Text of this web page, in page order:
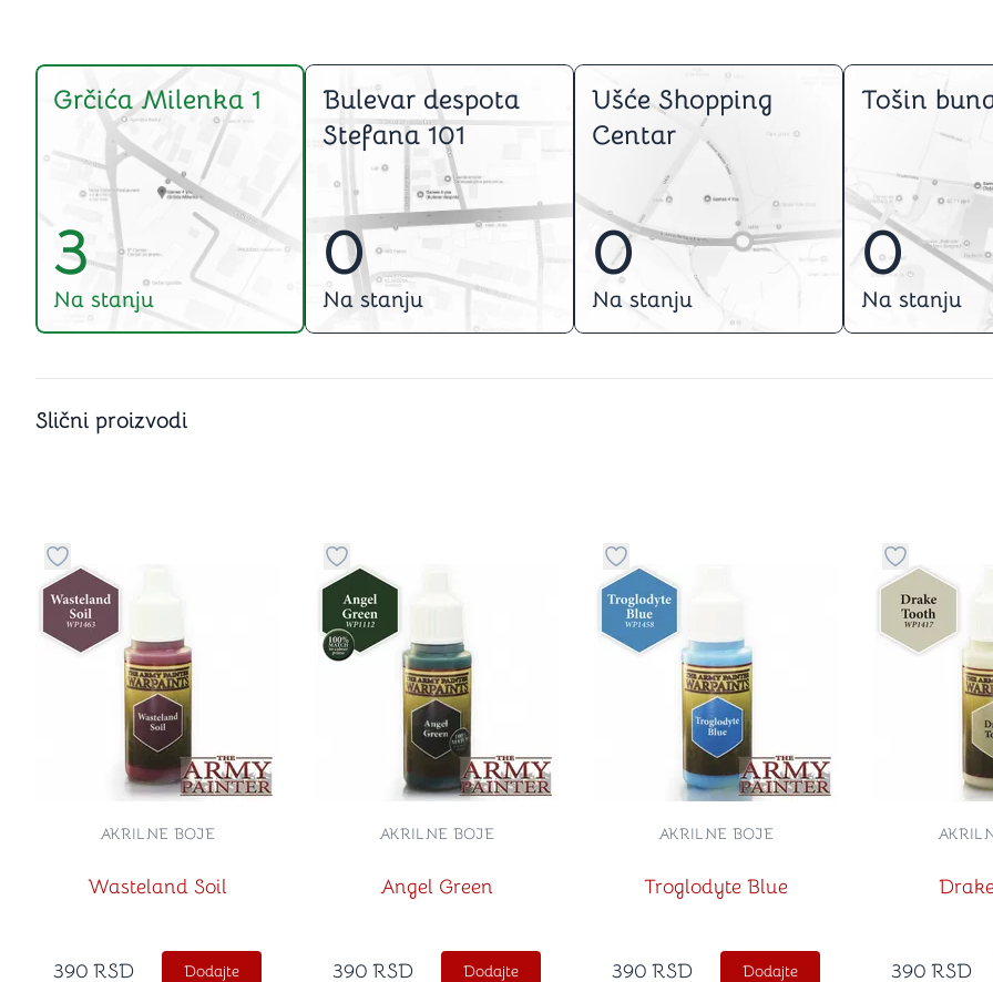
Grčića Milenka 1
3
Na stanju
Bulevar despota
Stefana 101
0
Na stanju
Ušće Shopping
Centar
0
Na stanju
Tošin
0
Na stanju
Slični proizvodi
Dugme za dodavanje stvari u kategoriju omiljeno
Wasteland Soil
AKRILNE BOJE
390 RSD Dodajte
Dugme za dodavanje stvari u kategoriju omiljeno
Angel Green
AKRILNE BOJE
390 RSD Dodajte
Dugme za dodavanje stvari u kategoriju omiljeno
Troglodyte Blue
AKRILNE BOJE
390 RSD Dodajte
Dugme za
390 RSD